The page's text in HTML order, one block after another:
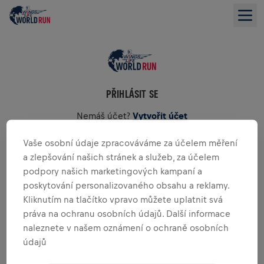
PŘIHLÁSIT SE
Nemáš účet? Vytvořit účet
Heslo
Vaše osobní údaje zpracováváme za účelem měření
a zlepšování našich stránek a služeb, za účelem
podpory našich marketingových kampaní a
poskytování personalizovaného obsahu a reklamy.
Kliknutím na tlačítko vpravo můžete uplatnit svá
práva na ochranu osobních údajů. Další informace
naleznete v našem oznámení o ochraně osobních
údajů